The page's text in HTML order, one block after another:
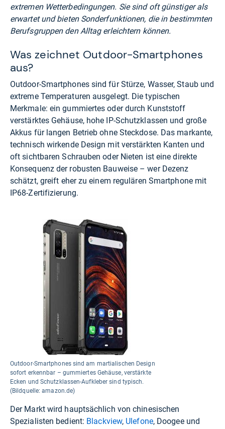
extremen Wetterbedingungen. Sie sind oft günstiger als
erwartet und bieten Sonderfunktionen, die in bestimmten
Berufsgruppen den Alltag erleichtern können.
Was zeichnet Outdoor-Smartphones
aus?
Outdoor-Smartphones sind für Stürze, Wasser, Staub und
extreme Temperaturen ausgelegt. Die typischen
Merkmale: ein gummiertes oder durch Kunststoff
verstärktes Gehäuse, hohe IP-Schutzklassen und große
Akkus für langen Betrieb ohne Steckdose. Das markante,
technisch wirkende Design mit verstärkten Kanten und
oft sichtbaren Schrauben oder Nieten ist eine direkte
Konsequenz der robusten Bauweise – wer Dezenz
schätzt, greift eher zu einem regulären Smartphone mit
IP68-Zertifizierung.
Outdoor-Smartphones sind am martialischen Design
sofort erkennbar – gummiertes Gehäuse, verstärkte
Ecken und Schutzklassen-Aufkleber sind typisch.
(Bildquelle: amazon.de)
Der Markt wird hauptsächlich von chinesischen
Spezialisten bedient: Blackview, Ulefone, Doogee und